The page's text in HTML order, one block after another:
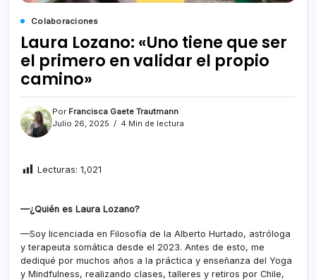
Colaboraciones
Laura Lozano: «Uno tiene que ser
el primero en validar el propio
camino»
Por Francisca Gaete Trautmann
Julio 26, 2025
4 Min de lectura
Lecturas: 1,021
—¿Quién es Laura Lozano?
—Soy licenciada en Filosofía de la Alberto Hurtado, astróloga
y terapeuta somática desde el 2023. Antes de esto, me
dediqué por muchos años a la práctica y enseñanza del Yoga
y Mindfulness, realizando clases, talleres y retiros por Chile,